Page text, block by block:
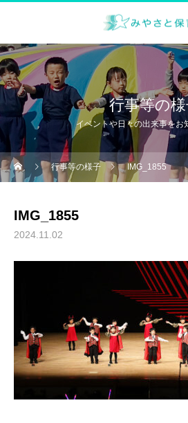
行事等の
イベントや日々の出来事をお
行事等の様子 IMG_1855
IMG_1855
2024.11.02